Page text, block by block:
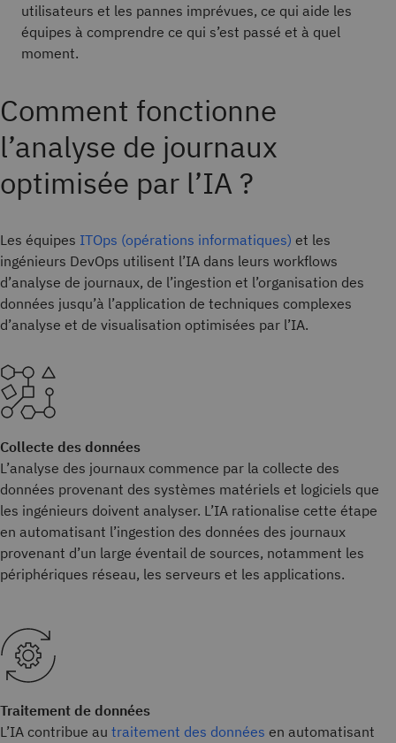
utilisateurs et les pannes imprévues, ce qui aide les
équipes à comprendre ce qui s’est passé et à quel
moment.
Comment fonctionne
l’analyse de journaux
optimisée par l’IA ?
Les équipes ITOps (opérations informatiques) et les
ingénieurs DevOps utilisent l’IA dans leurs workflows
d’analyse de journaux, de l’ingestion et l’organisation des
données jusqu’à l’application de techniques complexes
d’analyse et de visualisation optimisées par l’IA.
Collecte des données
L’analyse des journaux commence par la collecte des
données provenant des systèmes matériels et logiciels que
les ingénieurs doivent analyser. L’IA rationalise cette étape
en automatisant l’ingestion des données des journaux
provenant d’un large éventail de sources, notamment les
périphériques réseau, les serveurs et les applications.
Traitement de données
L’IA contribue au traitement des données en automatisant